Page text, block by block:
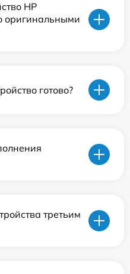
HP
оригинальными
готово?
третьим